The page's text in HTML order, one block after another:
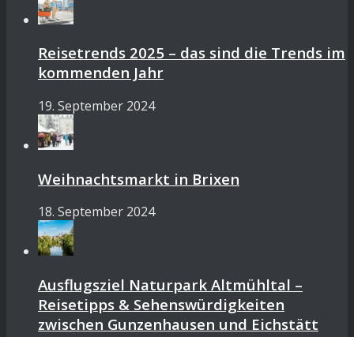
Reisetrends 2025 – das sind die Trends im
kommenden Jahr
19. September 2024
Weihnachtsmarkt in Brixen
18. September 2024
Ausflugsziel Naturpark Altmühltal –
Reisetipps & Sehenswürdigkeiten
zwischen Gunzenhausen und Eichstätt